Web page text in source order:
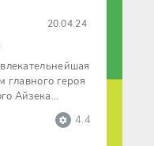
20.04.24
главного героя
Айзека
на
4.4